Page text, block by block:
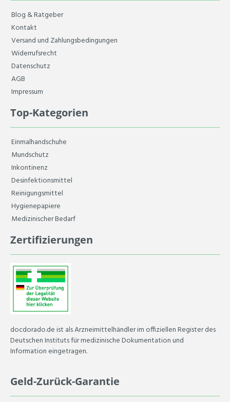
Blog & Ratgeber
Kontakt
Versand und Zahlungsbedingungen
Widerrufsrecht
Datenschutz
AGB
Impressum
Top-Kategorien
Einmalhandschuhe
Mundschutz
Inkontinenz
Desinfektionsmittel
Reinigungsmittel
Hygienepapiere
Medizinischer Bedarf
Zertifizierungen
docdorado.de ist als Arzneimittelhändler im offiziellen Register des
Deutschen Instituts für medizinische Dokumentation und
Information eingetragen.
Geld-Zurück-Garantie